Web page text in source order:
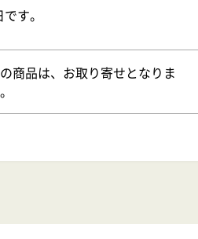
す。
商品は、お取り寄せとなりま